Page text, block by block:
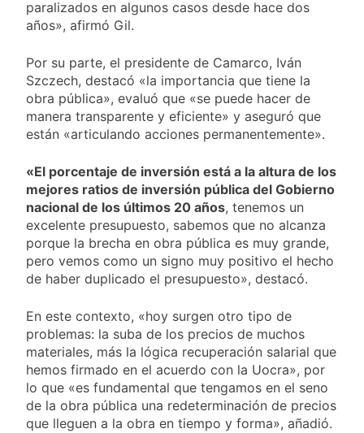
paralizados en algunos casos desde hace dos
años», afirmó Gil.
Por su parte, el presidente de Camarco, Iván
Szczech, destacó «la importancia que tiene la
obra pública», evaluó que «se puede hacer de
manera transparente y eficiente» y aseguró que
están «articulando acciones permanentemente».
«El porcentaje de inversión está a la altura de los
mejores ratios de inversión pública del Gobierno
nacional de los últimos 20 años, tenemos un
excelente presupuesto, sabemos que no alcanza
porque la brecha en obra pública es muy grande,
pero vemos como un signo muy positivo el hecho
de haber duplicado el presupuesto», destacó.
En este contexto, «hoy surgen otro tipo de
problemas: la suba de los precios de muchos
materiales, más la lógica recuperación salarial que
hemos firmado en el acuerdo con la Uocra», por
lo que «es fundamental que tengamos en el seno
de la obra pública una redeterminación de precios
que lleguen a la obra en tiempo y forma», añadió.